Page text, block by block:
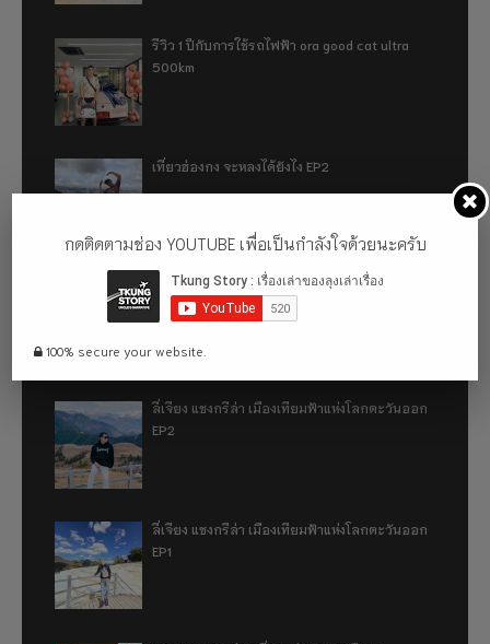
รีวิว 1 ปีกับการใช้รถไฟฟ้า ora good cat ultra
500km
เที่ยวฮ่องกง จะหลงได้ยังไง EP2
เที่ยวฮ่องกง จะหลงได้ยังไง EP1
ลี่เจียง แชงกรีล่า เมืองเทียมฟ้าแห่งโลกตะวันออก
EP2
ลี่เจียง แชงกรีล่า เมืองเทียมฟ้าแห่งโลกตะวันออก
EP1
กดติดตามช่อง YOUTUBE เพื่อเป็นกำลังใจด้วยนะครับ
100% secure your website.